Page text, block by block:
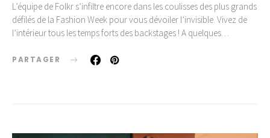
L’équipe de Folkr s’infiltre encore dans les coulisses des plus grands
défilés de la Fashion Week pour vous dévoiler l’invisible. Vivez de
l’intérieur tous les temps forts des backstages ! A quelques…
PARTAGER